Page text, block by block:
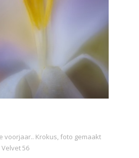
voorjaar.. Krokus, foto gemaakt
56